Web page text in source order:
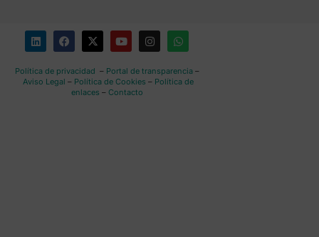
Política de privacidad – Portal de transparencia–
Aviso Legal – Política de Cookies – Política de
enlaces – Contacto